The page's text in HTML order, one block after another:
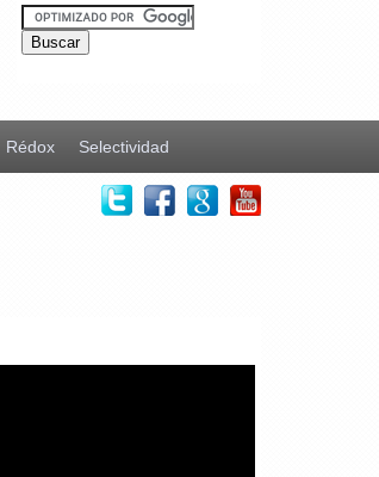
Rédox Selectividad